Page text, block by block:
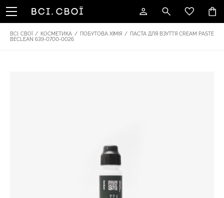
ВСІ. СВОЇ / КОСМЕТИКА / ПОБУТОВА ХІМІЯ / ПАСТА ДЛЯ ВЗУТТЯ CREAM PASTE
BECLEAN 639-0700-0026